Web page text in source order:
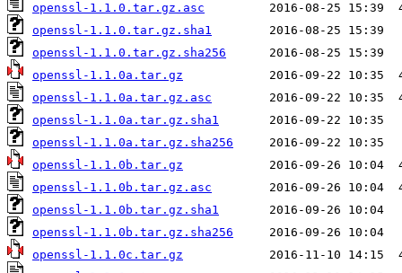
openssl-1.1.0.tar.gz.asc
openssl-1.1.0.tar.gz.sha1
openssl-1.1.0.tar.gz.sha256
openssl-1.1.0a.tar.gz
openssl-1.1.0a.tar.gz.asc
openssl-1.1.0a.tar.gz.sha1
openssl-1.1.0a.tar.gz.sha256
openssl-1.1.0b.tar.gz
openssl-1.1.0b.tar.gz.asc
openssl-1.1.0b.tar.gz.sha1
openssl-1.1.0b.tar.gz.sha256
openssl-1.1.0c.tar.gz